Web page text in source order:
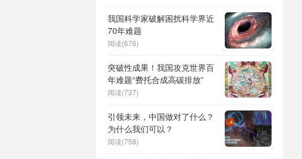
形机器人、苏超、票根经济、
育儿补贴、科学素养、网络生
态治理
我国科学家破解困扰科学界近
70年难题
阅读(676)
突破性成果！我国攻克世界百
年难题“费托合成高碳排放”
阅读(737)
引领未来，中国做对了什么？
为什么我们可以？
阅读(758)